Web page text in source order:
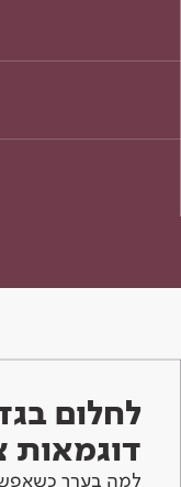
לחלום
דוגמאות
למה בערך